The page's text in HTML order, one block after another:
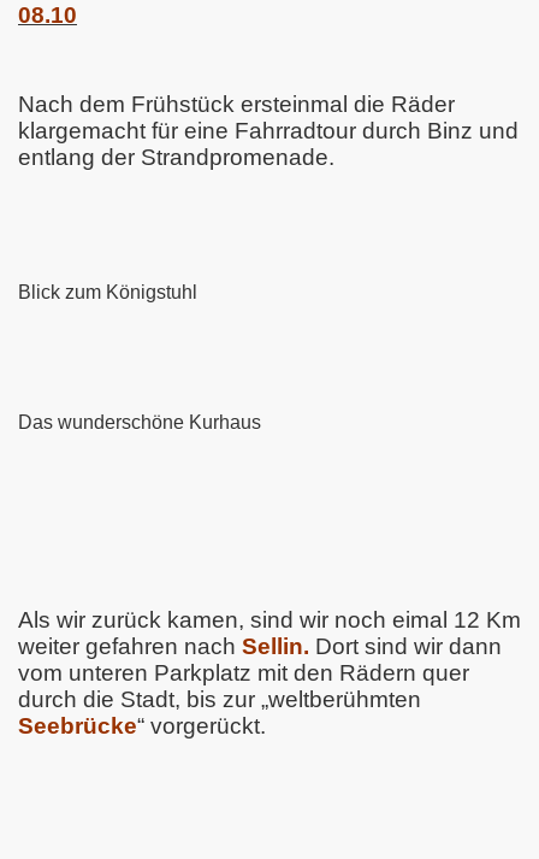
08.10
Nach dem Frühstück ersteinmal die Räder
klargemacht für eine Fahrradtour durch Binz und
entlang der Strandpromenade.
Blick zum Königstuhl
Das wunderschöne Kurhaus
Als wir zurück kamen, sind wir noch eimal 12 Km
weiter gefahren nach Sellin. Dort sind wir dann
vom unteren Parkplatz mit den Rädern quer
durch die Stadt, bis zur „weltberühmten
Seebrücke“ vorgerückt.